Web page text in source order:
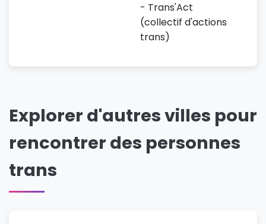
- Trans'Act
(collectif d'actions
trans)
Explorer d'autres villes pour
rencontrer des personnes
trans